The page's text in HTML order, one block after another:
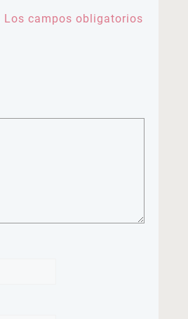
Los campos obligatorios